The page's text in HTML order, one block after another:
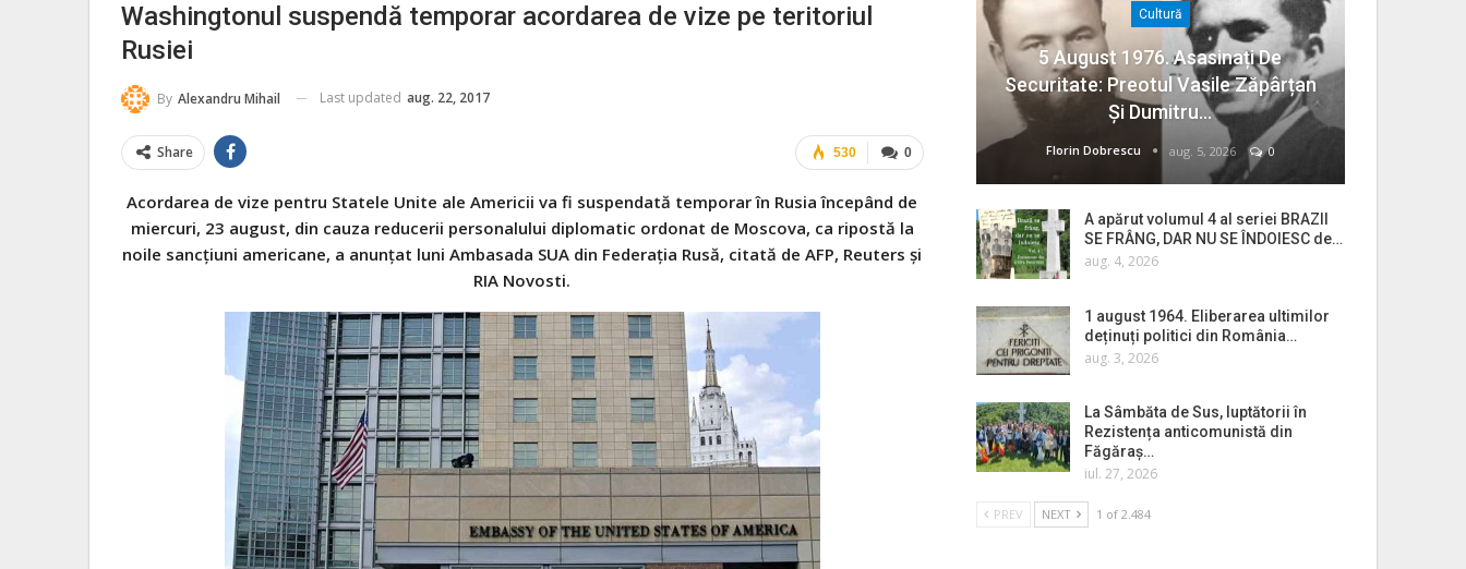
Washingtonul suspendă temporar acordarea de vize pe teritoriul
Rusiei
By Alexandru Mihail Last updated aug. 22, 2017
0
530
Share
Acordarea de vize pentru Statele Unite ale Americii va fi suspendată temporar în Rusia începând de
miercuri, 23 august, din cauza reducerii personalului diplomatic ordonat de Moscova, ca ripostă la
noile sancțiuni americane, a anunțat luni Ambasada SUA din Federația Rusă, citată de AFP, Reuters și
RIA Novosti.
Cultură
5 August 1976. Asasinați De
Securitate: Preotul Vasile Zăpârțan
Și Dumitru…
Florin Dobrescu aug. 5, 2026 0
A apărut volumul 4 al seriei BRAZII
SE FRÂNG, DAR NU SE ÎNDOIESC de…
aug. 4, 2026
1 august 1964. Eliberarea ultimilor
deținuți politici din România…
aug. 3, 2026
La Sâmbăta de Sus, luptătorii în
Rezistența anticomunistă din
Făgăraș…
iul. 27, 2026
PREV NEXT 1 of 2.484